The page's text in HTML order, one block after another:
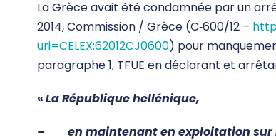
La Grèce avait été condamnée par un
2014, Commission / Grèce (C‑600/12 –
uri=CELEX:62012CJ0600) pour
paragraphe 1, TFUE en déclarant et
«La République hellénique,
– en maintenant en exploitation sur